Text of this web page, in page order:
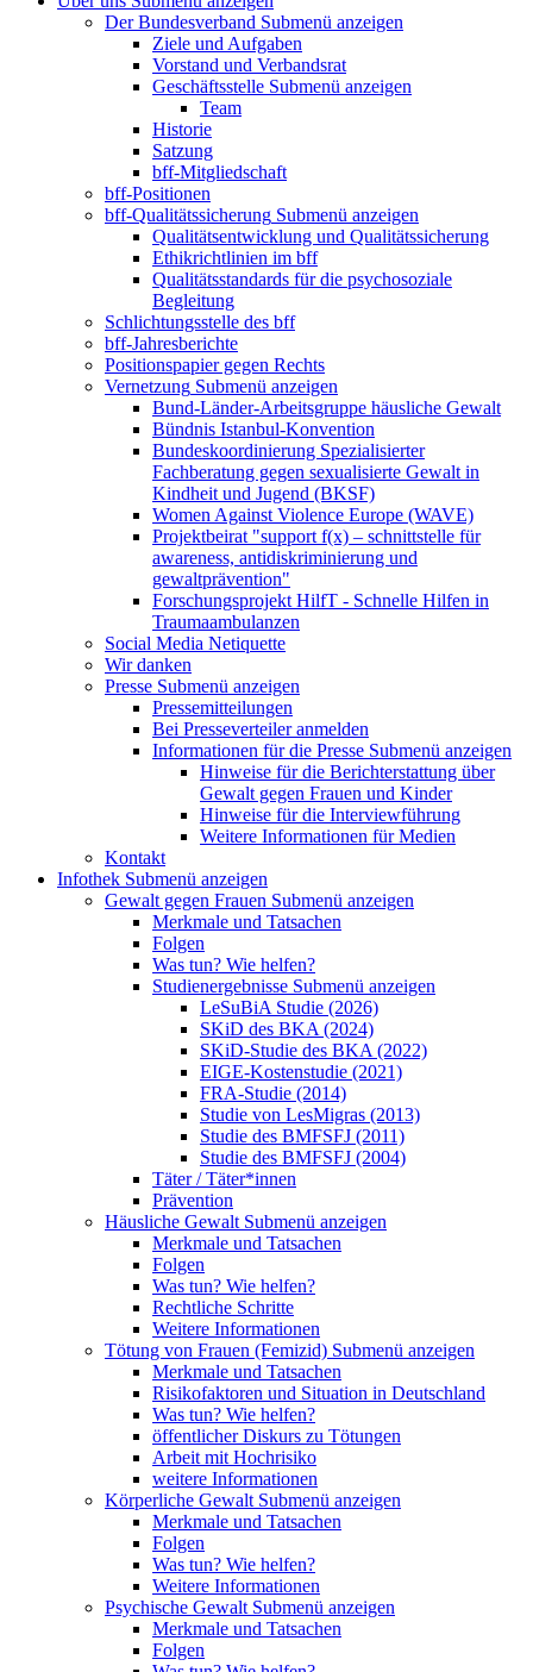
Der Bundesverband Submenü anzeigen
Ziele und Aufgaben
Vorstand und Verbandsrat
Geschäftsstelle Submenü anzeigen
Team
Historie
Satzung
bff-Mitgliedschaft
bff-Positionen
bff-Qualitätssicherung Submenü anzeigen
Qualitätsentwicklung und Qualitätssicherung
Ethikrichtlinien im bff
Qualitätsstandards für die psychosoziale
Begleitung
Schlichtungsstelle des bff
bff-Jahresberichte
Positionspapier gegen Rechts
Vernetzung Submenü anzeigen
Bund-Länder-Arbeitsgruppe häusliche Gewalt
Bündnis Istanbul-Konvention
Bundeskoordinierung Spezialisierter
Fachberatung gegen sexualisierte Gewalt in
Kindheit und Jugend (BKSF)
Women Against Violence Europe (WAVE)
Projektbeirat "support f(x) – schnittstelle für
awareness, antidiskriminierung und
gewaltprävention"
Forschungsprojekt HilfT - Schnelle Hilfen in
Traumaambulanzen
Social Media Netiquette
Wir danken
Presse Submenü anzeigen
Pressemitteilungen
Bei Presseverteiler anmelden
Informationen für die Presse Submenü anzeigen
Hinweise für die Berichterstattung über
Gewalt gegen Frauen und Kinder
Hinweise für die Interviewführung
Weitere Informationen für Medien
Kontakt
Infothek Submenü anzeigen
Gewalt gegen Frauen Submenü anzeigen
Merkmale und Tatsachen
Folgen
Was tun? Wie helfen?
Studienergebnisse Submenü anzeigen
LeSuBiA Studie (2026)
SKiD des BKA (2024)
SKiD-Studie des BKA (2022)
EIGE-Kostenstudie (2021)
FRA-Studie (2014)
Studie von LesMigras (2013)
Studie des BMFSFJ (2011)
Studie des BMFSFJ (2004)
Täter / Täter*innen
Prävention
Häusliche Gewalt Submenü anzeigen
Merkmale und Tatsachen
Folgen
Was tun? Wie helfen?
Rechtliche Schritte
Weitere Informationen
Tötung von Frauen (Femizid) Submenü anzeigen
Merkmale und Tatsachen
Risikofaktoren und Situation in Deutschland
Was tun? Wie helfen?
öffentlicher Diskurs zu Tötungen
Arbeit mit Hochrisiko
weitere Informationen
Körperliche Gewalt Submenü anzeigen
Merkmale und Tatsachen
Folgen
Was tun? Wie helfen?
Weitere Informationen
Psychische Gewalt Submenü anzeigen
Merkmale und Tatsachen
Folgen